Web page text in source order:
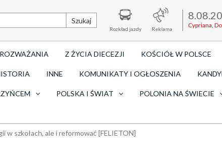
Szukaj
Rozkład jazdy Reklama Cypriana,
ROZWAŻANIA Z ŻYCIA DIECEZJI KOŚCIÓŁ W POLSCE
INNE KOMUNIKATY I OGŁOSZENIA
POLSKA I ŚWIAT POLONIA NA ŚWIECIE
w szkołach, ale i reformować [FELIETON]